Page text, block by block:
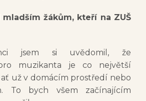
žákům, kteří na ZUŠ
jsem si uvědomil, že
muzikanta je co největší
už v domácím prostředí nebo
To bych všem začínajícím